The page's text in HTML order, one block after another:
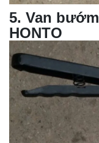
5. Van bướm
HONTO